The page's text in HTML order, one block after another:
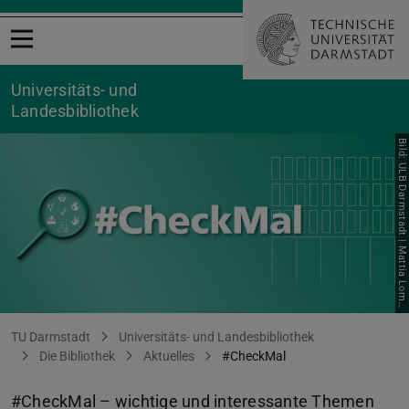
Menü öffnen
Universitäts- und
Landesbibliothek
b
ć
Sie befinden sich hier:
TU Darmstadt
Universitäts- und Landesbibliothek
Die Bibliothek
Aktuelles #CheckMal
#CheckMal – wichtige und interessante Themen